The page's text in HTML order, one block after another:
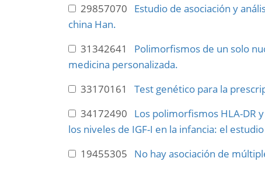
29857070 Estudio de asociación y
china Han.
31342641 Polimorfismos de un solo
medicina personalizada.
33170161 Test genético para la
34172490 Los polimorfismos HLA-DR
los niveles de IGF-I en la infancia: el
19455305 No hay asociación de